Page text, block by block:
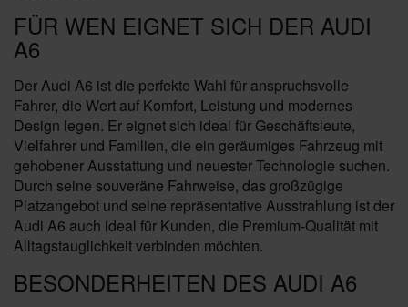
FÜR WEN EIGNET SICH DER AUDI
A6
Der Audi A6 ist die perfekte Wahl für anspruchsvolle
Fahrer, die Wert auf Komfort, Leistung und modernes
Design legen. Er eignet sich ideal für Geschäftsleute,
Vielfahrer und Familien, die ein geräumiges Fahrzeug mit
gehobener Ausstattung und neuester Technologie suchen.
Durch seine souveräne Fahrweise, das großzügige
Platzangebot und seine repräsentative Ausstrahlung ist der
Audi A6 auch ideal für Kunden, die Premium-Qualität mit
Alltagstauglichkeit verbinden möchten.
BESONDERHEITEN DES AUDI A6